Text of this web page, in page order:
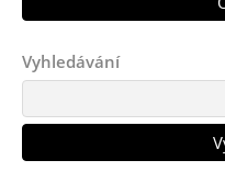
Vyhledávání